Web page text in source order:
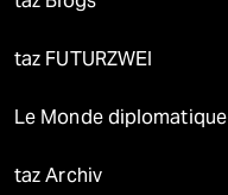
taz FUTURZWEI
Le Monde diplomatique
taz Archiv